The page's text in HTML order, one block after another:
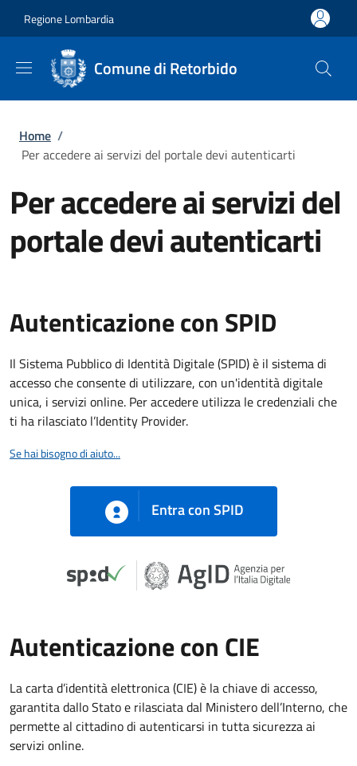
Regione Lombardia
Comune di Retorbido
Briciole di pane
Home /
Per accedere ai servizi del portale devi autenticarti
Per accedere ai servizi del
portale devi autenticarti
Autenticazione con SPID
Il Sistema Pubblico di Identità Digitale (SPID) è il sistema di
accesso che consente di utilizzare, con un'identità digitale
unica, i servizi online. Per accedere utilizza le credenziali che
ti ha rilasciato l’Identity Provider.
Se hai bisogno di aiuto...
Entra con SPID
Autenticazione con CIE
La carta d’identità elettronica (CIE) è la chiave di accesso,
garantita dallo Stato e rilasciata dal Ministero dell’Interno, che
permette al cittadino di autenticarsi in tutta sicurezza ai
servizi online.